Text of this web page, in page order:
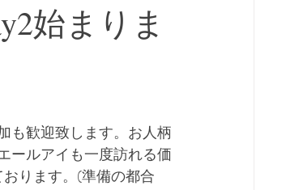
始まりま
も歓迎致します。お人柄
ールアイも一度訪れる価
ります。(準備の都合